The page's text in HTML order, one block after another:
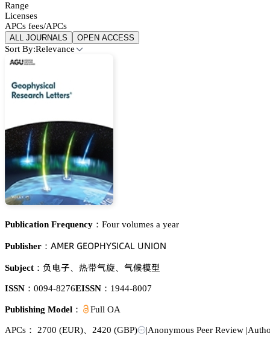
Range
Licenses
APCs fees/APCs
ALL JOURNALS OPEN ACCESS
Sort By:Relevance
Publication Frequency： Four volumes a year
Publisher： 嵻胦乊葤 佥乊鵣鵝㡶巨偌喊。嵻欄 侶沟喊鵣沟
Subject： 镣醝㞠 獠膞瑖樨 瑖列憙虾
ISSN： 0094-8276EISSN： 1944-8007
Publishing Model： Full OA
APCs： 2700 (EUR) 2420 (GBP) |Anonymous Peer Review |